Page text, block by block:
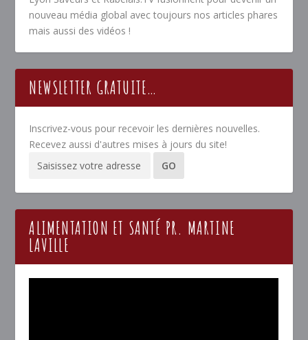
nouveau média global avec toujours nos articles phares
mais aussi des vidéos !
NEWSLETTER GRATUITE…
Inscrivez-vous pour recevoir les dernières nouvelles.
Recevez aussi d'autres mises à jours du site!
ALIMENTATION ET SANTÉ PR. MARTINE
LAVILLE